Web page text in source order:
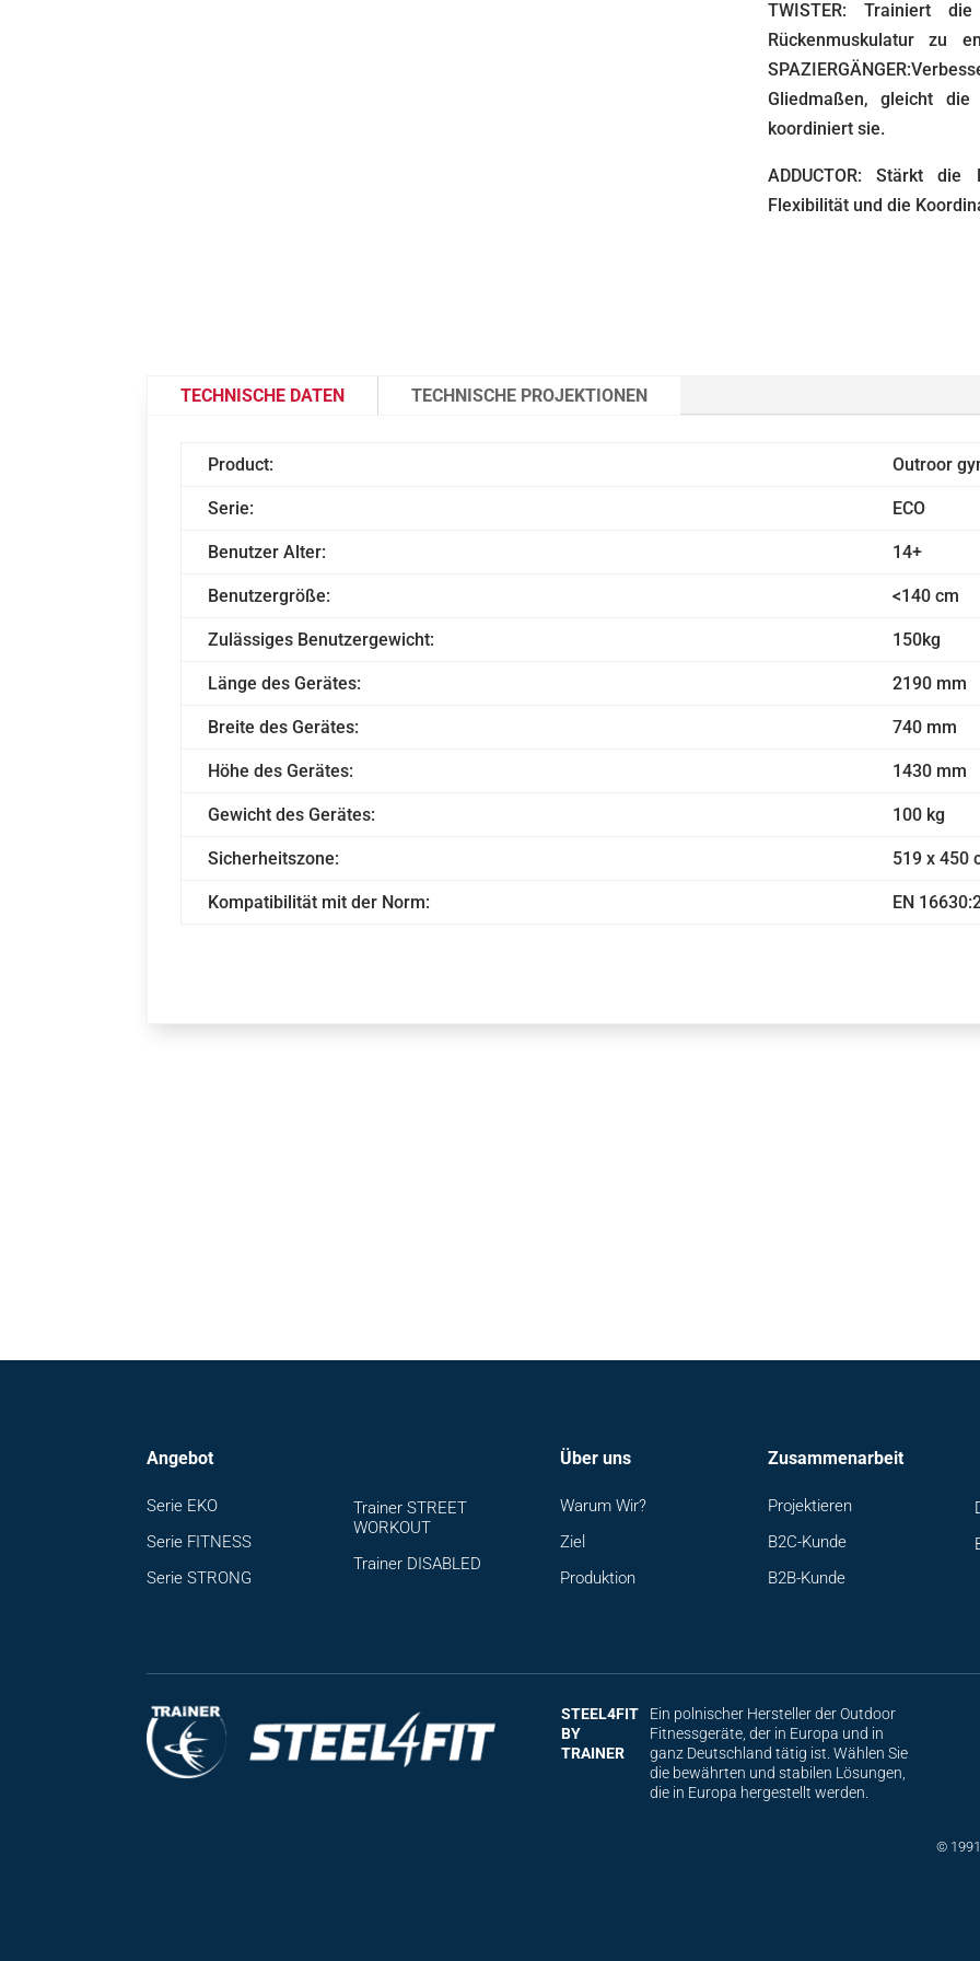
TWISTER: Trainiert
Rückenmuskulatur zu
Gliedmaßen, gleicht
koordiniert sie.
ADDUCTOR: Stärkt
Flexibilität und die
TECHNISCHE DATEN TECHNISCHE PROJEKTIONEN
Product: Outroor
Serie: ECO
Benutzer Alter: 14+
Benutzergröße: <140 cm
Zulässiges Benutzergewicht: 150kg
Länge des Gerätes: 2190 mm
Breite des Gerätes: 740 mm
Höhe des Gerätes: 1430 mm
Gewicht des Gerätes: 100 kg
Sicherheitszone: 519 x 450
Kompatibilität mit der Norm: EN
Angebot
Serie EKO
Serie FITNESS
Serie STRONG
Trainer STREET
WORKOUT
Trainer DISABLED
Über uns
Warum Wir?
Ziel
Produktion
Zusammenarbeit
Projektieren
B2C-Kunde
B2B-Kunde
STEEL4FIT
BY
TRAINER
Ein polnischer Hersteller der Outdoor
Fitnessgeräte, der in Europa und in
ganz Deutschland tätig ist. Wählen Sie
die bewährten und stabilen Lösungen,
die in Europa hergestellt werden.
©